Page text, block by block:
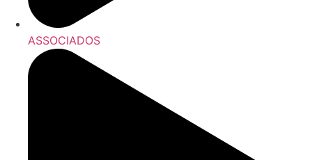
ASSOCIADOS